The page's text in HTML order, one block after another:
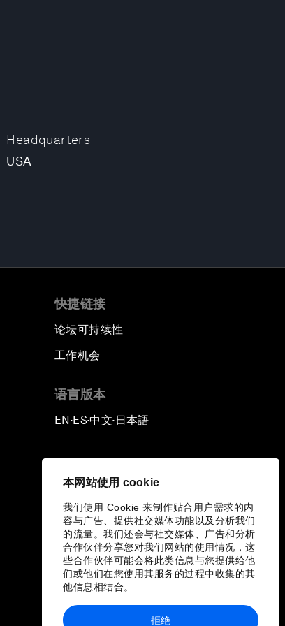
本网站使用 cookie
我们使用 Cookie 来制作贴合用户需求的内
容与广告、提供社交媒体功能以及分析我们
的流量。我们还会与社交媒体、广告和分析
合作伙伴分享您对我们网站的使用情况，这
些合作伙伴可能会将此类信息与您提供给他
们或他们在您使用其服务的过程中收集的其
他信息相结合。
拒绝
Headquarters
USA
快捷链接
论坛可持续性
工作机会
语言版本
EN ▪ES▪中文▪ 日本語